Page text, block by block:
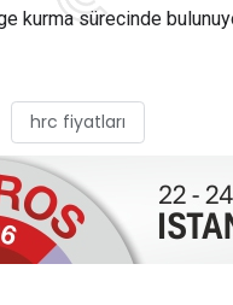
kurma sürecinde
hrc fiyatları